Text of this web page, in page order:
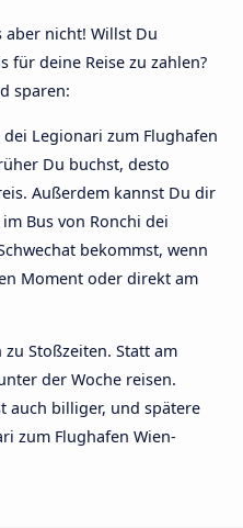
aber nicht! Willst Du
für deine Reise zu zahlen?
sparen:
Legionari zum Flughafen
Du buchst, desto
Außerdem kannst Du dir
Bus von Ronchi dei
bekommst, wenn
Moment oder direkt am
Stoßzeiten. Statt am
der Woche reisen.
auch billiger, und spätere
zum Flughafen Wien-